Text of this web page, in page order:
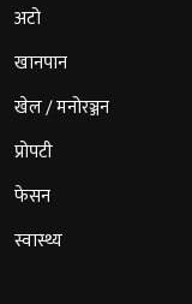
अटो
खानपान
खेल / मनोरञ्जन
प्रोपटी
फेसन
स्वास्थ्य